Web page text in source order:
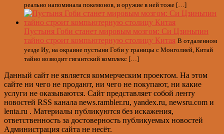
реально напоминала покемонов, и оружие в ней тоже […]
Пустыня Гоби станет мировым мозгом: Си Цзиньпин
тайно строит компьютерную столицу Китая В отдаленном
уезде Иу, на окраине пустыни Гоби у границы с Монголией, Китай
тайно возводит гигантский комплекс […]
Данный сайт не является коммерческим проектом. На этом
сайте ни чего не продают, ни чего не покупают, ни какие
услуги не оказываются. Сайт представляет собой ленту
новостей RSS канала news.rambler.ru, yandex.ru, newsru.com и
lenta.ru . Материалы публикуются без искажения,
ответственность за достоверность публикуемых новостей
Администрация сайта не несёт.